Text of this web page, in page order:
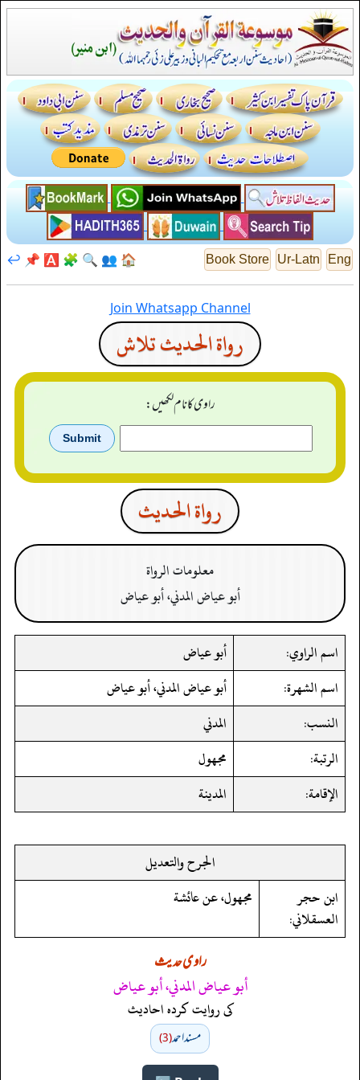
Eng
Ur-Latn
Book Store
🏠
👥
🔍
🧩
🅰️
📌
↩️
Join Whatsapp Channel
رواة الحديث تلاش
راوی کا نام لکھیں:
رواة الحدیث
معلومات الرواة
أبو عياض المدني، أبو عياض
اسم الراوي:
أبو عياض
اسم الشهرة:
أبو عياض المدني، أبو عياض
النسب:
المدني
الرتبة:
مجهول
الإقامة:
المدينة
الجرح والتعديل
ابن حجر
العسقلاني:
مجهول، عن عائشة
راوی حدیث
أبو عياض المدني، أبو عياض
کی روایت کردہ احادیث
مسند احمد(3)